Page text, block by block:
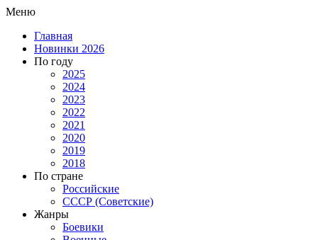
Меню
Главная
Новинки 2026
По году
2025
2024
2023
2022
2021
2020
2019
2018
По стране
Российские
СССР (Советские)
Жанры
Боевики